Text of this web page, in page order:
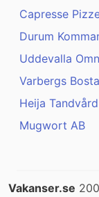
Capresse
Durum
Uddevalla
Varbergs
Heija
Mugwort AB
Vakanser.se